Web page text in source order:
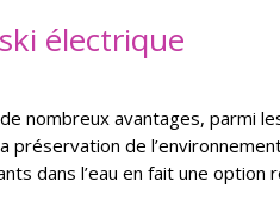
électrique
nombreux avantages, parmi
préservation de
dans l’eau en fait une